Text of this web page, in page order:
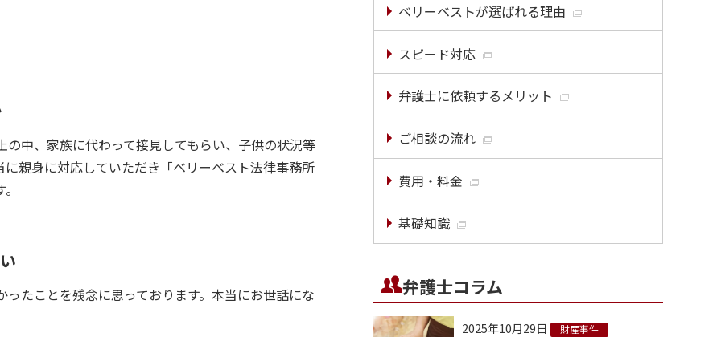
中、家族に代わって接見してもらい、子供の状況等
親身に対応していただき「ベリーベスト法律事務所
たことを残念に思っております。本当にお世話にな
ベリーベストが選ばれる理由
スピード対応
弁護士に依頼するメリット
ご相談の流れ
費用・料金
基礎知識
弁護士コラム
2025年10月29日 財産事件